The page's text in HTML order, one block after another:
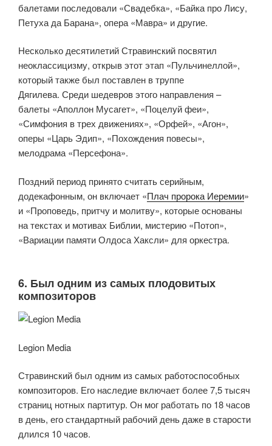
балетами последовали «Свадебка», «Байка про Лису,
Петуха да Барана», опера «Мавра» и другие.
Несколько десятилетий Стравинский посвятил
неоклассицизму, открыв этот этап «Пульчинеллой»,
который также был поставлен в труппе
Дягилева. Среди шедевров этого направления –
балеты «Аполлон Мусагет», «Поцелуй феи»,
«Симфония в трех движениях», «Орфей», «Агон»,
оперы «Царь Эдип», «Похождения повесы»,
мелодрама «Персефона».
Поздний период принято считать серийным,
додекафонным, он включает «Плач пророка Иеремии»
и «Проповедь, притчу и молитву», которые основаны
на текстах и мотивах Библии, мистерию «Потоп»,
«Вариации памяти Олдоса Хаксли» для оркестра.
6. Был одним из самых плодовитых
композиторов
Legion Media
Стравинский был одним из самых работоспособных
композиторов. Его наследие включает более 7,5 тысяч
страниц нотных партитур. Он мог работать по 18 часов
в день, его стандартный рабочий день даже в старости
длился 10 часов.